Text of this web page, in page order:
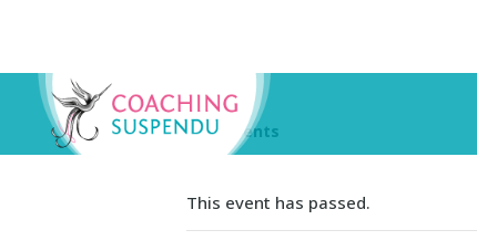
« All Events
This event has passed.